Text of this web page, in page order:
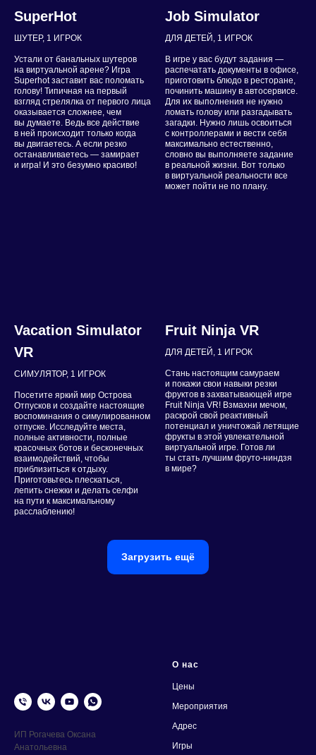
SuperHot
ШУТЕР, 1 ИГРОК
Устали от банальных шутеров
на виртуальной арене? Игра
Superhot заставит вас поломать
голову! Типичная на первый
взгляд стрелялка от первого лица
оказывается сложнее, чем
вы думаете. Ведь все действие
в ней происходит только когда
вы двигаетесь. А если резко
останавливаетесь — замирает
и игра! И это безумно красиво!
Job Simulator
ДЛЯ ДЕТЕЙ, 1 ИГРОК
В игре у вас будут задания —
распечатать документы в офисе,
приготовить блюдо в ресторане,
починить машину в автосервисе.
Для их выполнения не нужно
ломать голову или разгадывать
загадки. Нужно лишь освоиться
с контроллерами и вести себя
максимально естественно,
словно вы выполняете задание
в реальной жизни. Вот только
в виртуальной реальности все
может пойти не по плану.
Vacation Simulator
VR
СИМУЛЯТОР, 1 ИГРОК
Посетите яркий мир Острова
Отпусков и создайте настоящие
воспоминания о симулированном
отпуске. Исследуйте места,
полные активности, полные
красочных ботов и бесконечных
взаимодействий, чтобы
приблизиться к отдыху.
Приготовьтесь плескаться,
лепить снежки и делать селфи
на пути к максимальному
расслаблению!
Fruit Ninja VR
ДЛЯ ДЕТЕЙ, 1 ИГРОК
Стань настоящим самураем
и покажи свои навыки резки
фруктов в захватывающей игре
Fruit Ninja VR! Взмахни мечом,
раскрой свой реактивный
потенциал и уничтожай летящие
фрукты в этой увлекательной
виртуальной игре. Готов ли
ты стать лучшим фруто-ниндзя
в мире?
Загрузить ещё
ИП Рогачева Оксана
Анатольевна
О нас
Цены
Мероприятия
Адрес
Игры